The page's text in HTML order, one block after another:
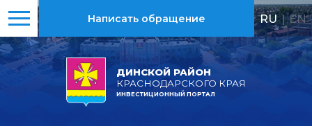
ДИНСКОЙ РАЙОН
КРАСНОДАРСКОГО КРАЯ
ИНВЕСТИЦИОННЫЙ ПОРТАЛ
Написать обращение RU | EN